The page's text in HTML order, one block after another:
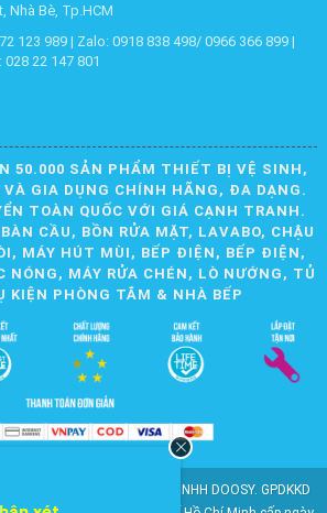
Nhà Bè, Tp.HCM
123 989 | Zalo: 0918 838 498/ 0966 366 899 |
22 147 801
50.000 SẢN PHẨM THIẾT BỊ VỆ SINH,
GIA DỤNG CHÍNH HÃNG, ĐA DẠNG.
TOÀN QUỐC VỚI GIÁ CẠNH TRANH.
CẦU, BỒN RỬA MẶT, LAVABO, CHẬU
MÁY HÚT MÙI, BẾP ĐIỆN, BẾP ĐIỆN,
NÓNG, MÁY RỬA CHÉN, LÒ NƯỚNG, TỦ
KIỆN PHÒNG TẮM & NHÀ BẾP
dung thuộc về CÔNG TY TNHH DOOSY. GPDKKD